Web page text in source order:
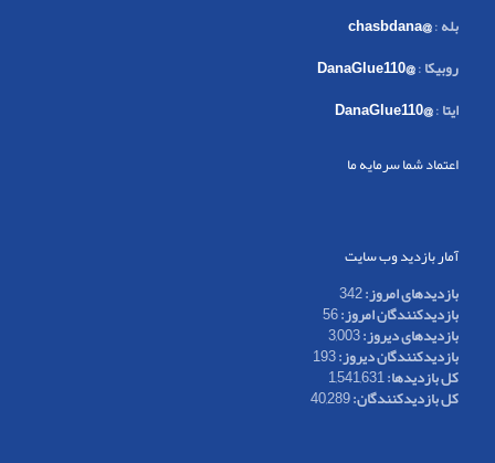
بله:
@chasbdana
روبیکا:
@DanaGlue110
ایتا:
@DanaGlue110
اعتماد شما سرمایه ما
آمار بازدید وب سایت
بازدیدهای امروز:342
بازدیدکنندگان امروز:56
بازدیدهای دیروز:3,003
بازدیدکنندگان دیروز:193
کل بازدیدها:1,541,631
کل بازدیدکنند‌گان:40,289